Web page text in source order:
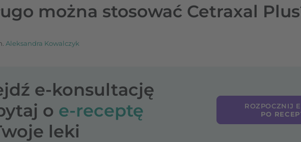
można stosować Cetraxal
Aleksandra Kowalczyk
e-konsultację
o e-receptę
leki
ROZPOCZNIJ
PO